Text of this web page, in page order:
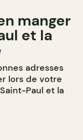
manger
et la
adresses
lors de votre
Paul et la